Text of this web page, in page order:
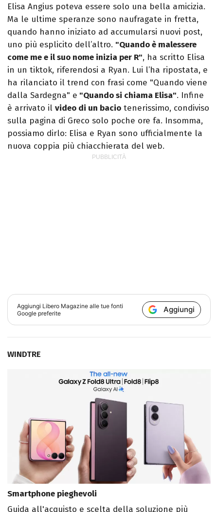
Elisa Angius poteva essere solo una bella amicizia.
Ma le ultime speranze sono naufragate in fretta,
quando hanno iniziato ad accumularsi nuovi post,
uno più esplicito dell’altro. "Quando è malessere
come me e il suo nome inizia per R", ha scritto Elisa
in un tiktok, riferendosi a Ryan. Lui l’ha ripostata, e
ha rilanciato il trend con frasi come "Quando viene
dalla Sardegna" e "Quando si chiama Elisa". Infine
è arrivato il video di un bacio tenerissimo, condiviso
sulla pagina di Greco solo poche ore fa. Insomma,
possiamo dirlo: Elisa e Ryan sono ufficialmente la
nuova coppia più chiacchierata del web.
Aggiungi Libero Magazine alle tue fonti
Google preferite
Aggiungi
WINDTRE
Smartphone pieghevoli
Guida all'acquisto e scelta della soluzione più